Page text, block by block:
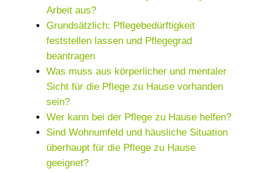
Arbeit aus?
Grundsätzlich: Pflegebedürftigkeit
feststellen lassen und Pflegegrad
beantragen
Was muss aus körperlicher und mentaler
Sicht für die Pflege zu Hause vorhanden
sein?
Wer kann bei der Pflege zu Hause helfen?
Sind Wohnumfeld und häusliche Situation
überhaupt für die Pflege zu Hause
geeignet?